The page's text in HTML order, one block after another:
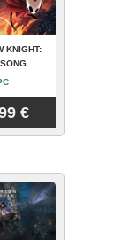
KNIGHT:
€